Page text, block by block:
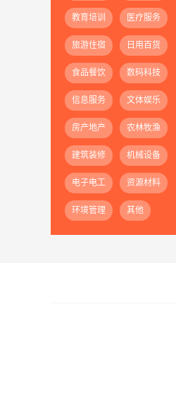
教育培训 医疗服务
旅游住宿 日用百货
食品餐饮 数码科技
信息服务 文体娱乐
房产地产 农林牧渔
建筑装修 机械设备
电子电工 资源材料
环境管理 其他